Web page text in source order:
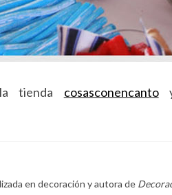
tienda cosasconencantoy
en decoración y autora de